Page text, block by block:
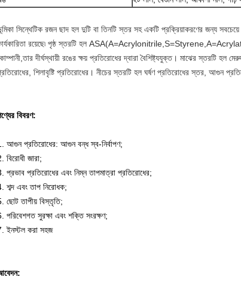
সিন্থেটিক রজন ছাদ হল দুটি বা তিনটি স্তর সহ একটি প্রক্রিয়াকরণের জন্য
রয়েছে৷ পৃষ্ঠ স্তরটি হল
দীর্ঘস্থায়ী রঙের ক্ষয় প্রতিরোধের দ্বারা বৈশিষ্ট্যযুক্ত। মাঝের স্তরটি
শিলাবৃষ্টি প্রতিরোধের। নীচের স্তরটি হল ঘর্ষণ প্রতিরোধের স্তর, আগুন
বিবরণ:
আগুন প্রতিরোধের: আগুন বন্ধ স্ব-নির্বাপণ;
বিরোধী জারা;
প্রভাব প্রতিরোধের এবং নিম্ন তাপমাত্রা প্রতিরোধের;
শব্দ এবং তাপ নিরোধক;
ছোট তাপীয় বিস্তৃতি;
পরিবেশগত সুরক্ষা এবং শক্তি সংরক্ষণ;
ইনস্টল করা সহজ